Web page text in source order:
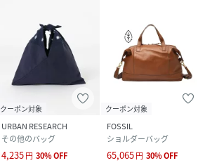
クーポン対象
URBAN RESEARCH
その他のバッグ
4,235円 30%OFF
クーポン対象
FOSSIL
ショルダーバッグ
65,065円 30%OFF